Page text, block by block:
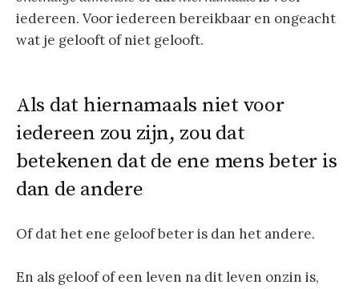
iedereen. Voor iedereen bereikbaar en ongeacht
wat je gelooft of niet gelooft.
Als dat hiernamaals niet voor
iedereen zou zijn, zou dat
betekenen dat de ene mens beter is
dan de andere
Of dat het ene geloof beter is dan het andere.
En als geloof of een leven na dit leven onzin is,